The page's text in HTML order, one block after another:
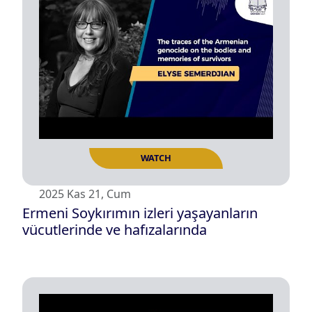
2025 Kas 21, Cum
Ermeni Soykırımın izleri yaşayanların
vücutlerinde ve hafızalarında